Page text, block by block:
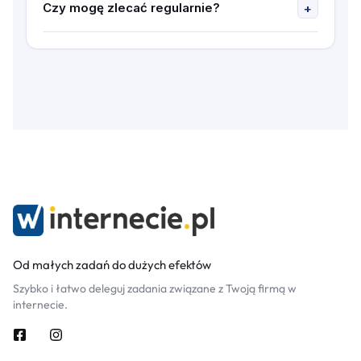
Czy mogę zlecać regularnie?
+
Tak — przy większych ilościach skontaktuj się,
ustalimy stałą współpracę.
Od małych zadań do dużych efektów
Szybko i łatwo deleguj zadania związane z Twoją firmą w
internecie.